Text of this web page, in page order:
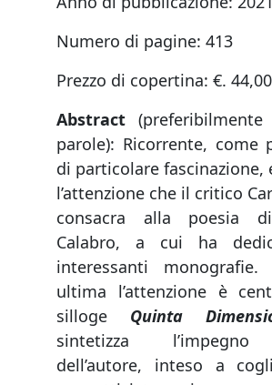
Numero di pagine: 413
Prezzo di copertina: €. 44,00
Abstract
parole): Ricorrente, come
di particolare fascinazione,
l’attenzione che il critico
consacra alla poesia
Calabro, a cui ha
interessanti monografie.
ultima l’attenzione è
silloge Quinta
sintetizza
dell’autore, inteso a